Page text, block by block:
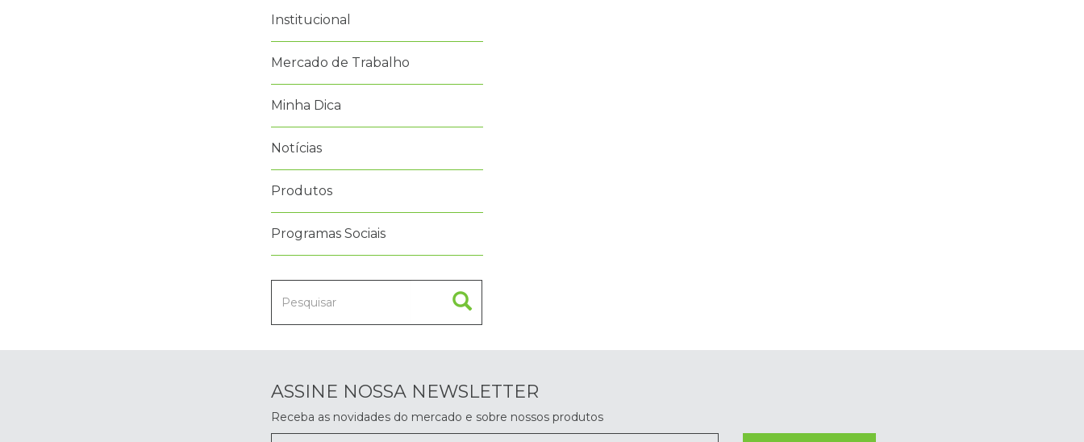
Institucional
Mercado de Trabalho
Minha Dica
Notícias
Produtos
Programas Sociais
ASSINE NOSSA NEWSLETTER
Receba as novidades do mercado e sobre nossos produtos